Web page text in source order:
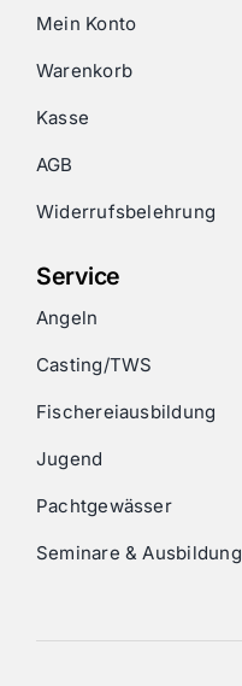
Mein Konto
Warenkorb
Kasse
AGB
Widerrufsbelehrung
Service
Angeln
Casting/TWS
Fischereiausbildung
Jugend
Pachtgewässer
Seminare & Ausbildung